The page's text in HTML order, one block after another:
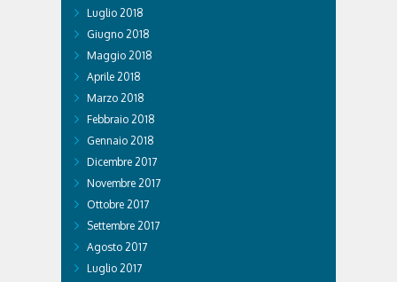
Luglio 2018
Giugno 2018
Maggio 2018
Aprile 2018
Marzo 2018
Febbraio 2018
Gennaio 2018
Dicembre 2017
Novembre 2017
Ottobre 2017
Settembre 2017
Agosto 2017
Luglio 2017